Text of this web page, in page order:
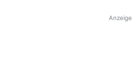
Anzeige